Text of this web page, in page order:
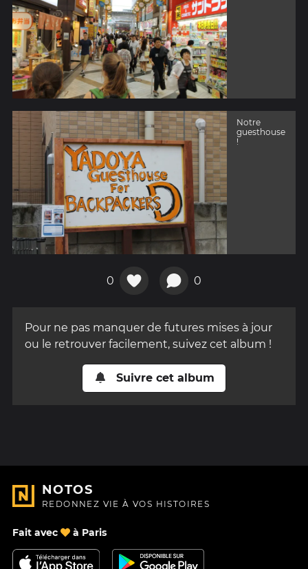
Notre
guesthouse
!
0 0
Pour ne pas manquer de futures mises à jour
ou le retrouver facilement, suivez cet album !
Suivre cet album
NOTOS
REDONNEZ VIE À VOS HISTOIRES
Fait avec à Paris